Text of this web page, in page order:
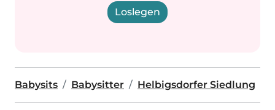
Loslegen
Babysits Babysitter Helbigsdorfer Siedlung